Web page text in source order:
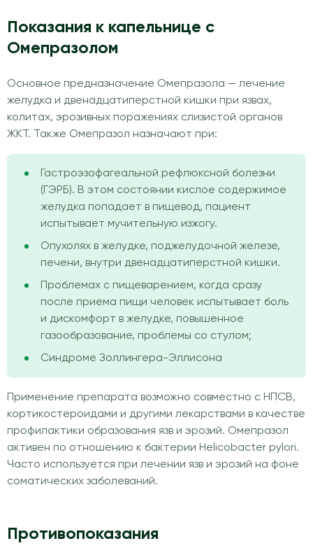
Показания к капельнице с
Омепразолом
Основное предназначение Омепразола — лечение
желудка и двенадцатиперстной кишки при язвах,
колитах, эрозивных поражениях слизистой органов
ЖКТ. Также Омепразол назначают при:
Гастроэзофагеальной рефлюксной болезни
(ГЭРБ). В этом состоянии кислое содержимое
желудка попадает в пищевод, пациент
испытывает мучительную изжогу.
Опухолях в желудке, поджелудочной железе,
печени, внутри двенадцатиперстной кишки.
Проблемах с пищеварением, когда сразу
после приема пищи человек испытывает боль
и дискомфорт в желудке, повышенное
газообразование, проблемы со стулом;
Синдроме Золлингера-Эллисона
Применение препарата возможно совместно с НПСВ,
кортикостероидами и другими лекарствами в качестве
профилактики образования язв и эрозий. Омепразол
активен по отношению к бактерии Helicobacter pylori.
Часто используется при лечении язв и эрозий на фоне
соматических заболеваний.
Противопоказания